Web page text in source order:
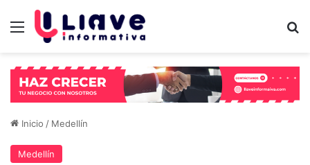
Menú
Inicio / Medellín
Medellín